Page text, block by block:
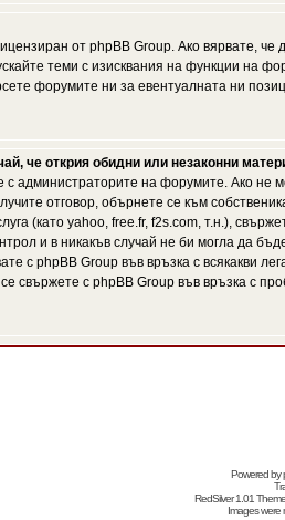
от phpBB Group. Ако вярвате,
теми с изисквания на функции на
форумите ни за евентуалната ни
че открия обидни или незаконни
с администраторите на форумите. Ако не
отговор, обърнете се към
(като yahoo, free.fr, f2s.com, т.н.),
и в никакъв случай не би могла да
с phpBB Group във връзка с всякакви
свържете с phpBB Group във връзка с
Powered by
RedSilver 1.01
Images were